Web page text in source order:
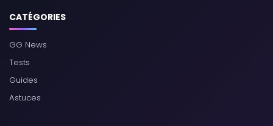
CATÉGORIES
GG News
Tests
Guides
Astuces